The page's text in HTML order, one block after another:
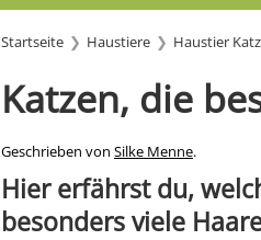
Startseite Haustiere Haustier
Katzen, die
Geschrieben von Silke Menne.
Hier erfährst du,
besonders viele